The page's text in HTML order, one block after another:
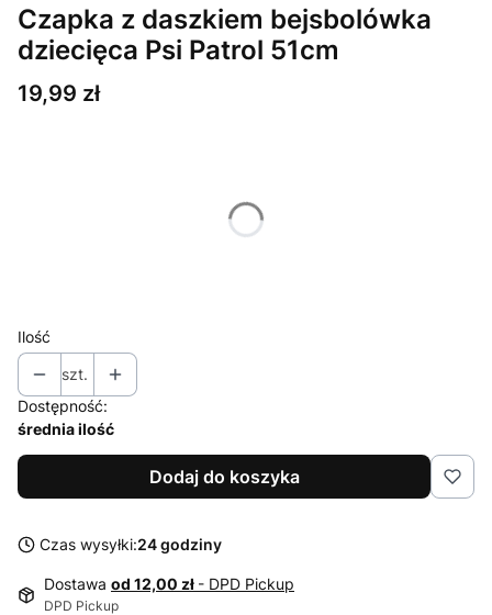
Czapka z daszkiem bejsbolówka
dziecięca Psi Patrol 51cm
Cena
19,99 zł
Ilość
szt.
Dostępność:
średnia ilość
Dodaj do koszyka
Czas wysyłki:24 godziny
Dostawa od 12,00 zł - DPD Pickup
DPD Pickup